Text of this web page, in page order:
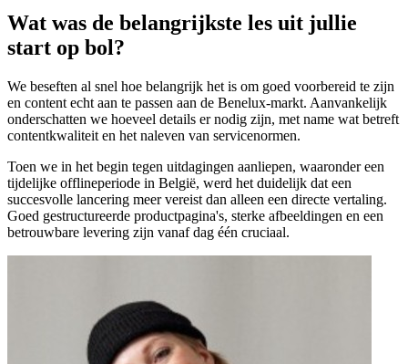
Wat was de belangrijkste les uit jullie
start op bol?
We beseften al snel hoe belangrijk het is om goed voorbereid te zijn
en content echt aan te passen aan de Benelux-markt. Aanvankelijk
onderschatten we hoeveel details er nodig zijn, met name wat betreft
contentkwaliteit en het naleven van servicenormen.
Toen we in het begin tegen uitdagingen aanliepen, waaronder een
tijdelijke offlineperiode in België, werd het duidelijk dat een
succesvolle lancering meer vereist dan alleen een directe vertaling.
Goed gestructureerde productpagina's, sterke afbeeldingen en een
betrouwbare levering zijn vanaf dag één cruciaal.